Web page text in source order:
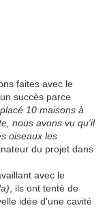
faites avec le
succès parce
10 maisons à
nous avons vu qu'il
oiseaux les
du projet dans
avec le
, ils ont tenté de
idée d'une cavité